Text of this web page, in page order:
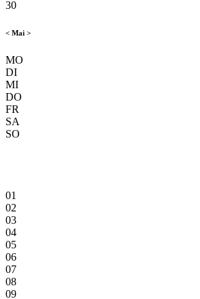
30
< Mai >
MO
DI
MI
DO
FR
SA
SO
01
02
03
04
05
06
07
08
09